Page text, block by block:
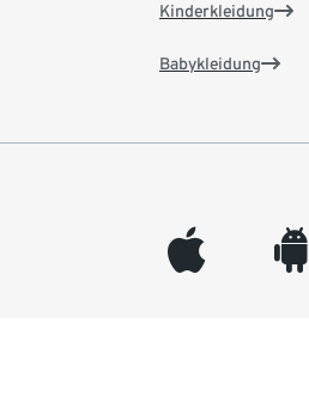
Kinderkleidung
Babykleidung
appleinc